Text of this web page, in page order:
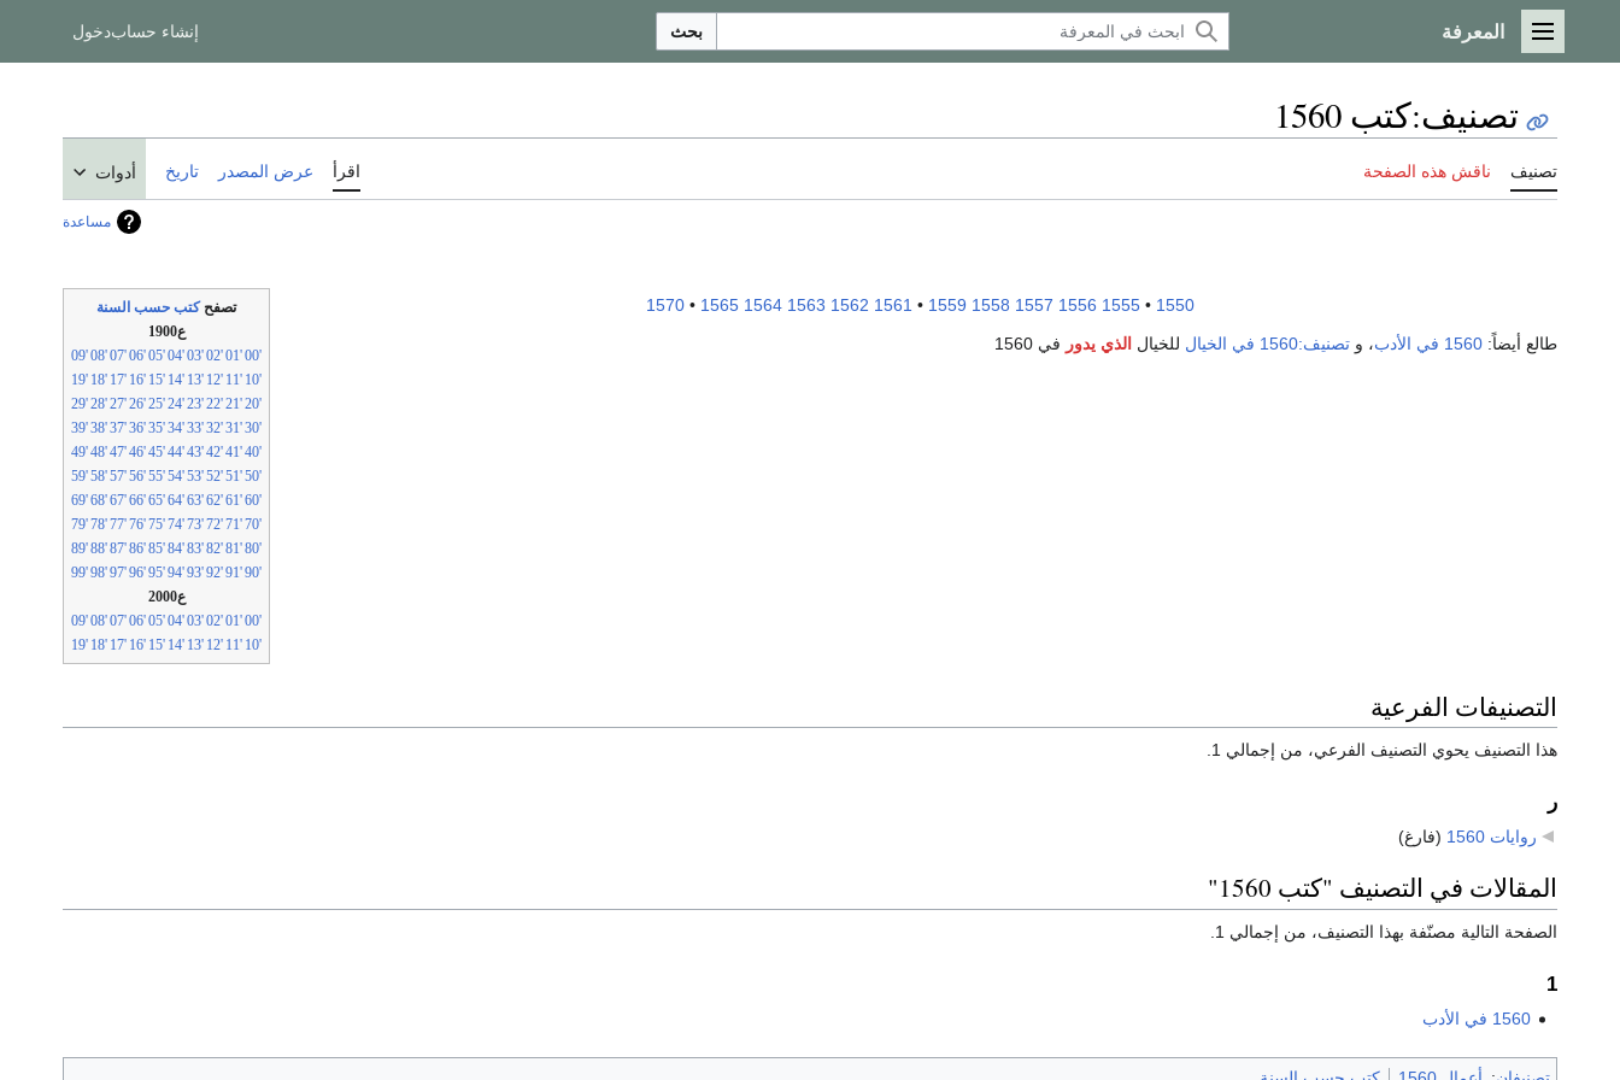
القائمة الرئيسية
المعرفة بحث إنشاء حسابدخول
تصنيف:كتب 1560
تصنيف ناقش هذه الصفحة اقرأ عرض المصدر تاريخ أدوات
مساعدة
تصفحكتب حسب السنة
ع1900
'00
'01
'02
'03
'04
'05
'06
'07
'08
'09
'10
'11
'12
'13
'14
'15
'16
'17
'18
'19
'20
'21
'22
'23
'24
'25
'26
'27
'28
'29
'30
'31
'32
'33
'34
'35
'36
'37
'38
'39
'40
'41
'42
'43
'44
'45
'46
'47
'48
'49
'50
'51
'52
'53
'54
'55
'56
'57
'58
'59
'60
'61
'62
'63
'64
'65
'66
'67
'68
'69
'70
'71
'72
'73
'74
'75
'76
'77
'78
'79
'80
'81
'82
'83
'84
'85
'86
'87
'88
'89
'90
'91
'92
'93
'94
'95
'96
'97
'98
'99
ع2000
'00
'01
'02
'03
'04
'05
'06
'07
'08
'09
'10
'11
'12
'13
'14
'15
'16
'17
'18
'19
1550
•
1555
1556
1557
1558
1559
•
1561
1562
1563
1564
1565
•
1570
طالع أيضاً: 1560 في الأدب ، و تصنيف:1560 في الخيال للخيال الذي يدور في 1560
التصنيفات الفرعية
هذا التصنيف يحوي التصنيف الفرعي، من إجمالي 1.
ر
روايات 1560 (فارغ)
المقالات في التصنيف "كتب 1560"
الصفحة التالية مصنّفة بهذا التصنيف، من إجمالي 1.
1
1560 في الأدب